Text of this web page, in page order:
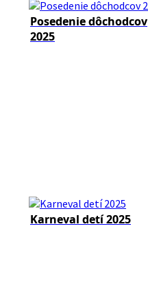
Posedenie dôchodcov
2025
Karneval detí 2025